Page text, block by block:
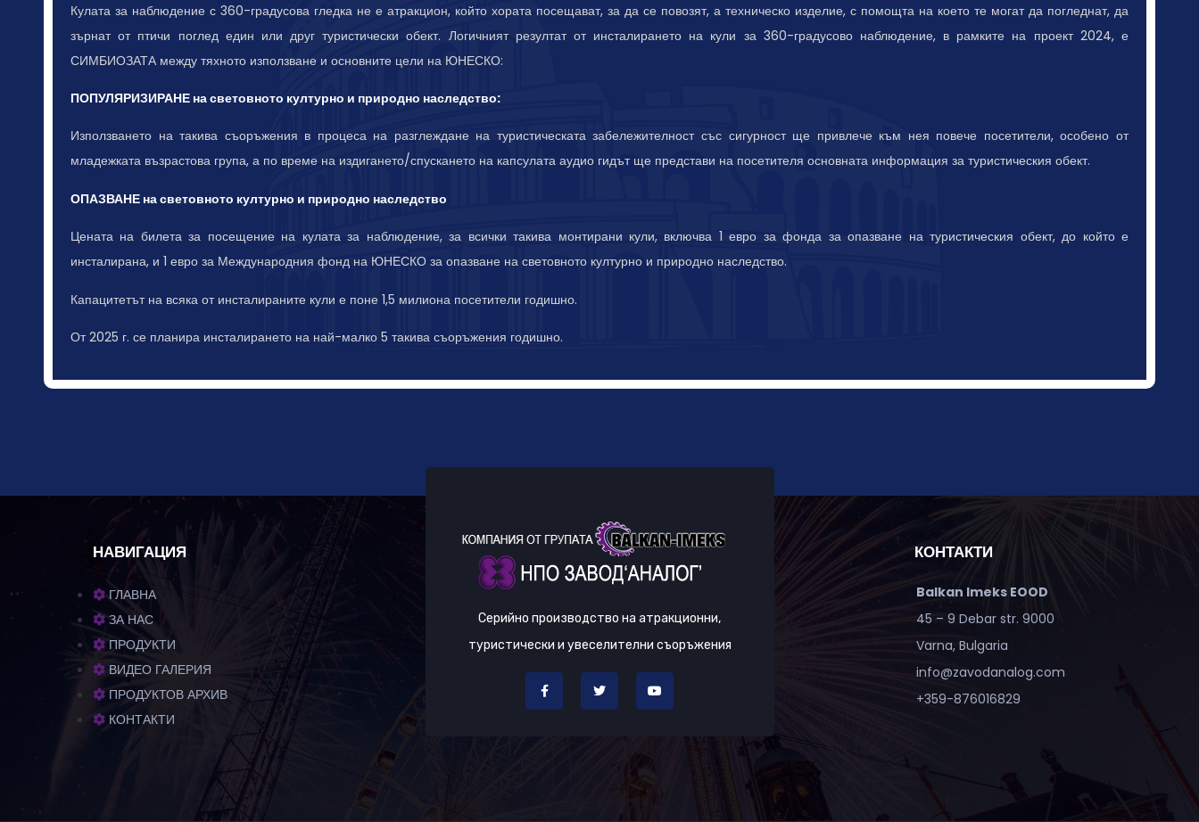
Кулата за наблюдение с 360-градусова гледка не е атракцион, който хората посещават, за да се повозят, а техническо изделие, с помощта на което те могат да погледнат, да
зърнат от птичи поглед един или друг туристически обект. Логичният резултат от инсталирането на кули за 360-градусово наблюдение, в рамките на проект 2024, е
СИМБИОЗАТА между тяхното използване и основните цели на ЮНЕСКО:
ПОПУЛЯРИЗИРАНЕ на световното културно и природно наследство:
Използването на такива съоръжения в процеса на разглеждане на туристическата забележителност със сигурност ще привлече към нея повече посетители, особено от
младежката възрастова група, а по време на издигането/спускането на капсулата аудио гидът ще представи на посетителя основната информация за туристическия обект.
ОПАЗВАНЕ на световното културно и природно наследство
Цената на билета за посещение на кулата за наблюдение, за всички такива монтирани кули, включва 1 евро за фонда за опазване на туристическия обект, до който е
инсталирана, и 1 евро за Международния фонд на ЮНЕСКО за опазване на световното културно и природно наследство.
Капацитетът на всяка от инсталираните кули е поне 1,5 милиона посетители годишно.
От 2025 г. се планира инсталирането на най-малко 5 такива съоръжения годишно.
НАВИГАЦИЯ
ГЛАВНА
ЗА НАС
ПРОДУКТИ
ВИДЕО ГАЛЕРИЯ
ПРОДУКТОВ АРХИВ
КОНТАКТИ
Серийно производство на атракционни,
туристически и увеселителни съоръжения
КОНТАКТИ
Balkan Imeks EOOD
45 – 9 Debar str. 9000
Varna, Bulgaria
info@zavodanalog.com
+359-876016829